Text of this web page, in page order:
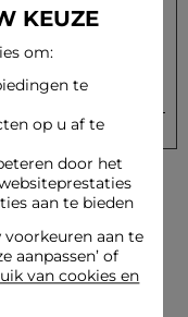
onze speciale
KEUZE
om:
te
op u af te
door het
aan te bieden
aan te
aanpassen’ of
van cookies en